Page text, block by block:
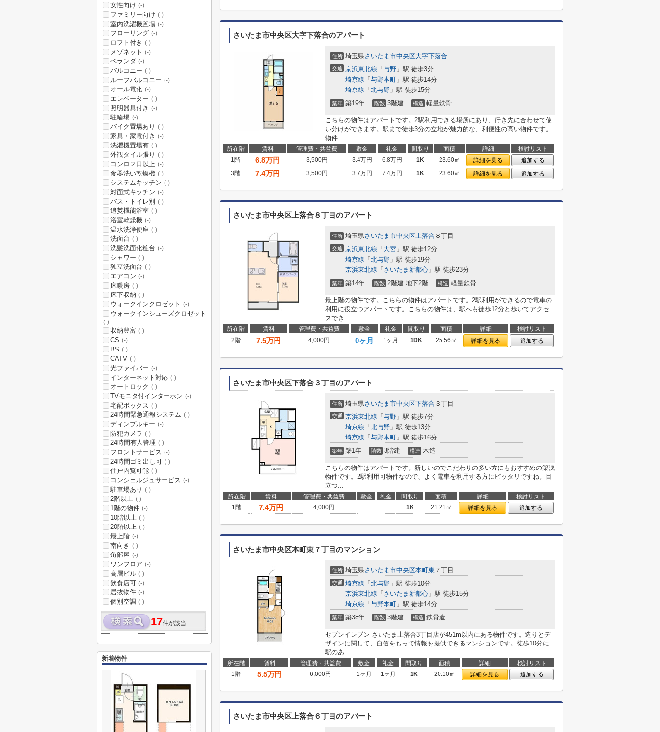
さいたま市中央区大字下落合のアパート
住所 埼玉県さいたま市中央区大字下落合
交通 京浜東北線 「 与野 」駅 徒歩3分
埼京線 「 与野本町 」駅 徒歩14分
埼京線 「 北与野 」駅 徒歩15分
築年 築19年 階数 3階建 構造 軽量鉄骨
こちらの物件はアパートです。2駅利用できる場所にあり、行き先に合わせて使
い分けができます。駅まで徒歩3分の立地が魅力的な、利便性の高い物件です。
物件...
所在階 賃料 管理費・共益費 敷金 礼金 間取り 面積 詳細
検討リスト
1階
6.8万円 3,500円 3.4万円 6.8万円 1K 23.60㎡ 詳細を見る
追加する
3階
7.4万円 3,500円 3.7万円 7.4万円 1K 23.60㎡ 詳細を見る 追加する
さいたま市中央区上落合８丁目のアパート
住所 埼玉県さいたま市中央区上落合 ８丁目
交通 京浜東北線 「 大宮 」駅 徒歩12分
埼京線 「 北与野 」駅 徒歩19分
京浜東北線 「 さいたま新都心 」駅 徒歩23分
築年 築14年 階数 2階建 地下2階 構造 軽量鉄骨
最上階の物件です。こちらの物件はアパートです。2駅利用ができるので電車の
利用に役立つアパートです。こちらの物件は、駅へも徒歩12分と歩いてアクセ
スでき...
所在階 賃料 管理費・共益費 敷金 礼金 間取り 面積 詳細
検討リスト
2階
7.5万円 4,000円 0ヶ月 1ヶ月 1DK 25.56㎡ 詳細を見る 追加する
さいたま市中央区下落合３丁目のアパート
住所 埼玉県さいたま市中央区下落合 ３丁目
交通 京浜東北線 「 与野 」駅 徒歩7分
埼京線 「 北与野 」駅 徒歩13分
埼京線 「 与野本町 」駅 徒歩16分
築年 築1年 階数 3階建 構造 木造
こちらの物件はアパートです。新しいのでこだわりの多い方にもおすすめの築浅
物件です。2駅利用可物件なので、よく電車を利用する方にピッタリですね。目
立つ...
所在階 賃料 管理費・共益費 敷金 礼金 間取り 面積 詳細
検討リスト
1階
7.4万円 4,000円 1K 21.21㎡ 詳細を見る 追加する
さいたま市中央区本町東７丁目のマンション
住所 埼玉県さいたま市中央区本町東 ７丁目
交通 埼京線 「 北与野 」駅 徒歩10分
京浜東北線 「 さいたま新都心 」駅 徒歩15分
埼京線 「 与野本町 」駅 徒歩14分
築年 築38年 階数 3階建 構造 鉄骨造
セブンイレブン さいたま上落合3丁目店が451m以内にある物件です。造りとデ
ザインに関して、自信をもって情報を提供できるマンションです。徒歩10分に
駅のあ...
所在階 賃料 管理費・共益費 敷金 礼金 間取り 面積 詳細
検討リスト
1階
5.5万円 6,000円 1ヶ月 1ヶ月 1K 20.10㎡ 詳細を見る 追加する
さいたま市中央区上落合６丁目のアパート
女性向け (-)
ファミリー向け (-)
室内洗濯機置場 (-)
フローリング (-)
ロフト付き (-)
メゾネット (-)
ベランダ (-)
バルコニー (-)
ルーフバルコニー (-)
オール電化 (-)
エレベーター (-)
照明器具付き (-)
駐輪場 (-)
バイク置場あり (-)
家具・家電付き (-)
洗濯機置場有 (-)
外観タイル張り (-)
コンロ２口以上 (-)
食器洗い乾燥機 (-)
システムキッチン (-)
対面式キッチン (-)
バス・トイレ別 (-)
追焚機能浴室 (-)
浴室乾燥機 (-)
温水洗浄便座 (-)
洗面台 (-)
洗髪洗面化粧台 (-)
シャワー (-)
独立洗面台 (-)
エアコン (-)
床暖房 (-)
床下収納 (-)
ウォークインクロゼット (-)
ウォークインシューズクロゼット
(-)
収納豊富 (-)
CS (-)
BS (-)
CATV (-)
光ファイバー (-)
インターネット対応 (-)
オートロック (-)
TVモニタ付インターホン (-)
宅配ボックス (-)
24時間緊急通報システム (-)
ディンプルキー (-)
防犯カメラ (-)
24時間有人管理 (-)
フロントサービス (-)
24時間ゴミ出し可 (-)
住戸内覧可能 (-)
コンシェルジュサービス (-)
駐車場あり (-)
2階以上 (-)
1階の物件 (-)
10階以上 (-)
20階以上 (-)
最上階 (-)
南向き (-)
角部屋 (-)
ワンフロア (-)
高層ビル (-)
飲食店可 (-)
居抜物件 (-)
個別空調 (-)
17件が該当
新着物件